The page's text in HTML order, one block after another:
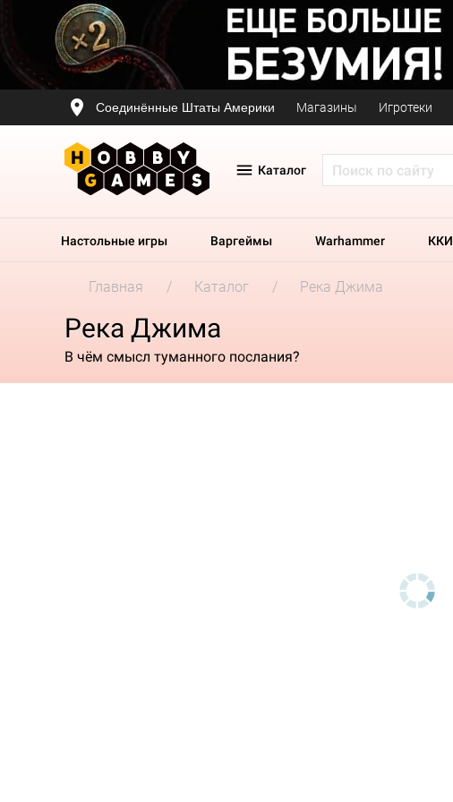
Соединённые Штаты Америки Магазины Игротеки
Каталог
Настольные игры Варгеймы Warhammer ККИ
Главная Каталог Река Джима
Река Джима
В чём смысл туманного послания?